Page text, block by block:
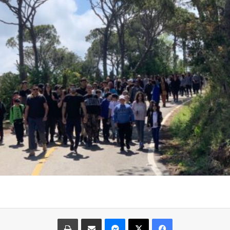
فيسبوك‫X ماسنجر مشاركة عبر البريد طباعة